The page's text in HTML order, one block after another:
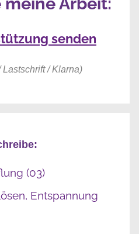
senden
/ Klarna)
(03)
Entspannung